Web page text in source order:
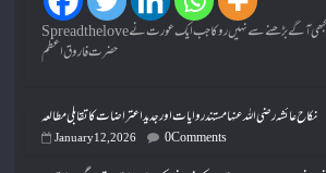
Spread the loveمذہب اسلام نے عورتوں کو کبھی آگے بڑھنے سے نہیں روکا جب ایک عورت نے
حضرت فاروق اعظم
نکاح عائشہ رضی اللہ عنہا مستند روایات اور جدید اعتراضات کا تقابلی مطالعہ
January 12, 2026 0 Comments